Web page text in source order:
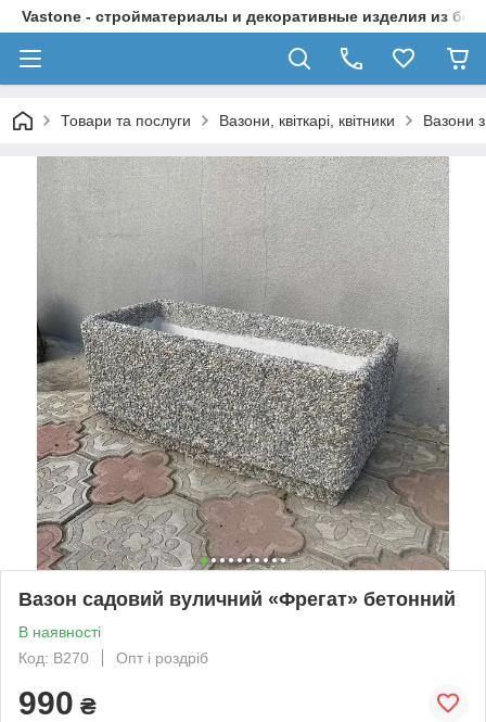
Vastone - стройматериалы и декоративные изделия из
Товари та послуги Вазони, квіткарі, квітники Вазони
Вазон садовий вуличний «Фрегат» бетонний
В наявності
Код: В270
Опт і роздріб
990 ₴